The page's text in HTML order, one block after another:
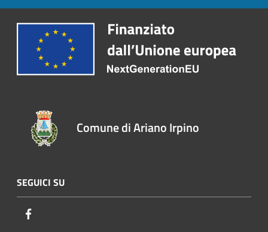
Comune di Ariano Irpino
SEGUICI SU